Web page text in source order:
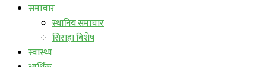
समाचार
स्थानिय समाचार
सिराहा बिशेष
स्वास्थ्य